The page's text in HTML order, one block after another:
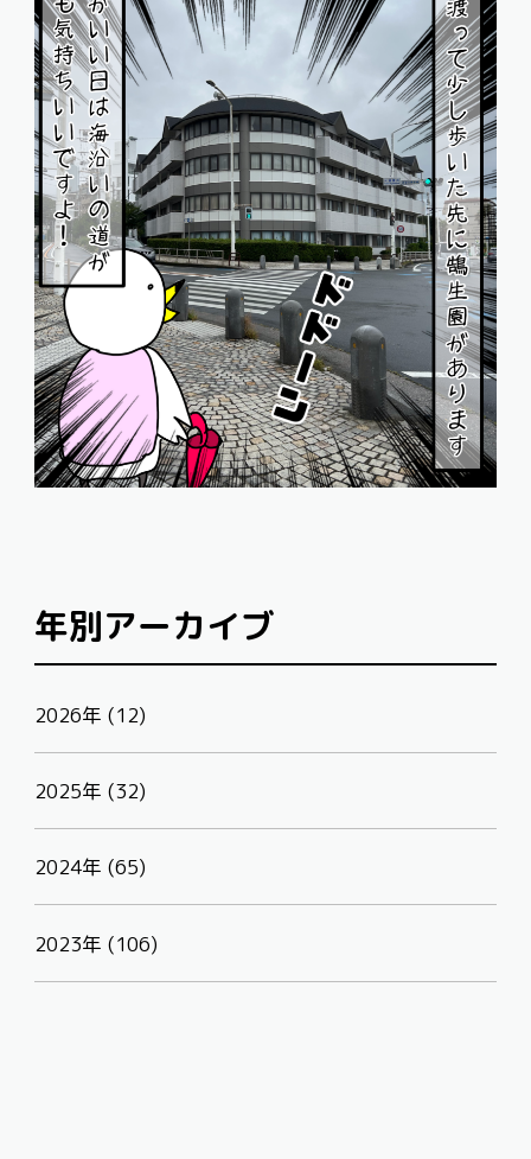
年別アーカイブ
2026年 (12)
2025年 (32)
2024年 (65)
2023年 (106)